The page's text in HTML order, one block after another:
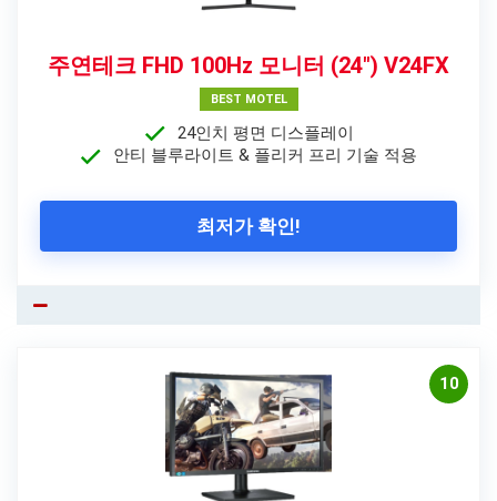
주연테크 FHD 100Hz 모니터 (24″) V24FX
BEST MOTEL
24인치 평면 디스플레이
안티 블루라이트 & 플리커 프리 기술 적용
최저가 확인!
10